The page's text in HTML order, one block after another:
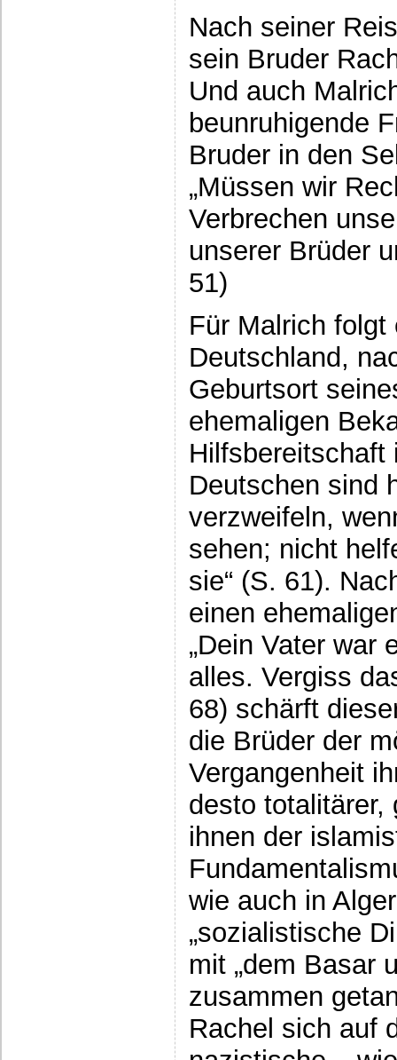
Nach seiner
sein Bruder
Und auch
beunruhigende
Bruder in den
„Müssen wir
Verbrechen
unserer Brüder
51)
Für Malrich
Deutschland,
Geburtsort
ehemaligen
Hilfsbereitschaft
Deutschen sind
verzweifeln,
sehen; nicht
sie“ (S. 61).
einen
„Dein Vater war
alles. Vergiss
68) schärft
die Brüder der
Vergangenheit
desto totalitärer,
ihnen der
wie auch in
„sozialistische
mit „dem Basar
zusammen
Rachel sich auf